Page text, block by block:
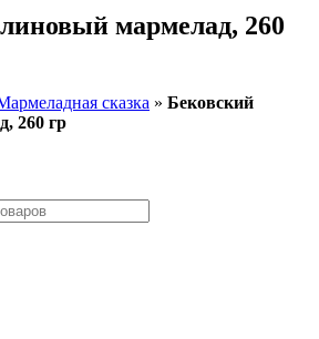
мармелад, 260
сказка » Бековский
260 гр